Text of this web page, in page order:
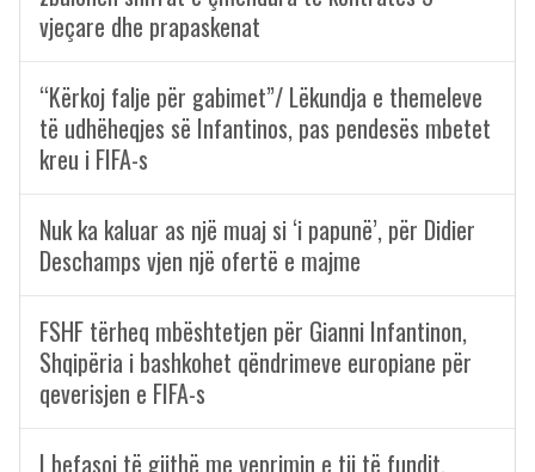
vjeçare dhe prapaskenat
“Kërkoj falje për gabimet”/ Lëkundja e themeleve
të udhëheqjes së Infantinos, pas pendesës mbetet
kreu i FIFA-s
Nuk ka kaluar as një muaj si ‘i papunë’, për Didier
Deschamps vjen një ofertë e majme
FSHF tërheq mbështetjen për Gianni Infantinon,
Shqipëria i bashkohet qëndrimeve europiane për
qeverisjen e FIFA-s
I befasoi të gjithë me veprimin e tij të fundit,